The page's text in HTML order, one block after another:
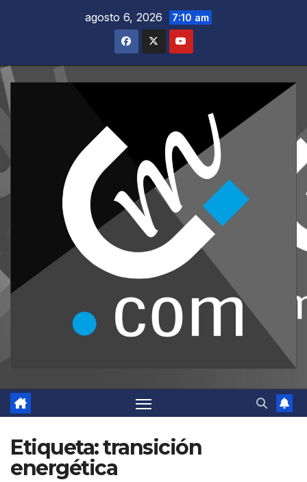
agosto 6, 2026 7:10 am
Etiqueta:transición
energética